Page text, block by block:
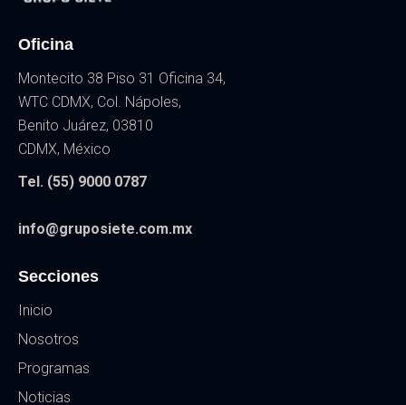
Oficina
Montecito 38 Piso 31 Oficina 34,
WTC CDMX, Col. Nápoles,
Benito Juárez, 03810
CDMX, México
Tel. (55) 9000 0787
info@gruposiete.com.mx
Secciones
Inicio
Nosotros
Programas
Noticias